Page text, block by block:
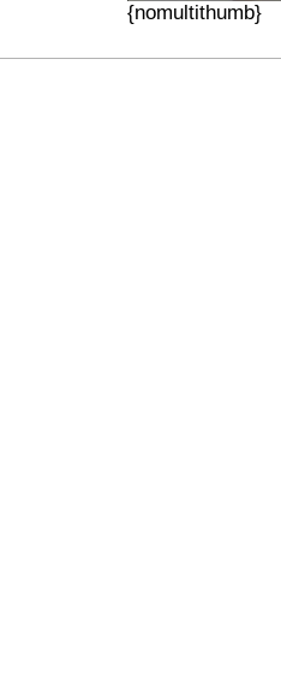
{nomultithumb}